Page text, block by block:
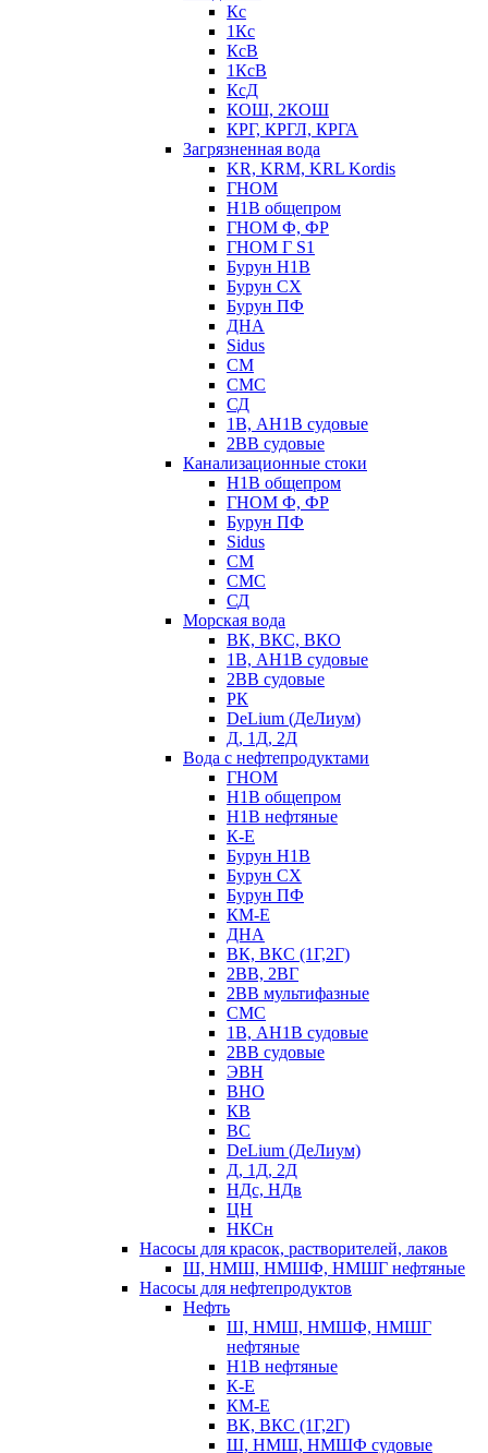
Кс
1Кс
КсВ
1КсВ
КсД
КОШ, 2КОШ
КРГ, КРГЛ, КРГА
Загрязненная вода
KR, KRM, KRL Kordis
ГНОМ
Н1В общепром
ГНОМ Ф, ФР
ГНОМ Г S1
Бурун Н1В
Бурун СХ
Бурун ПФ
ДНА
Sidus
СМ
СМС
СД
1В, АН1В судовые
2ВВ судовые
Канализационные стоки
Н1В общепром
ГНОМ Ф, ФР
Бурун ПФ
Sidus
СМ
СМС
СД
Морская вода
ВК, ВКС, ВКО
1В, АН1В судовые
2ВВ судовые
РК
DeLium (ДеЛиум)
Д, 1Д, 2Д
Вода с нефтепродуктами
ГНОМ
Н1В общепром
Н1В нефтяные
К-Е
Бурун Н1В
Бурун СХ
Бурун ПФ
КМ-Е
ДНА
ВК, ВКС (1Г,2Г)
2ВВ, 2ВГ
2ВВ мультифазные
СМС
1В, АН1В судовые
2ВВ судовые
ЭВН
ВНО
КВ
ВС
DeLium (ДеЛиум)
Д, 1Д, 2Д
НДс, НДв
ЦН
НКСн
Насосы для красок, растворителей, лаков
Ш, НМШ, НМШФ, НМШГ нефтяные
Насосы для нефтепродуктов
Нефть
Ш, НМШ, НМШФ, НМШГ
нефтяные
Н1В нефтяные
К-Е
КМ-Е
ВК, ВКС (1Г,2Г)
Ш, НМШ, НМШФ судовые